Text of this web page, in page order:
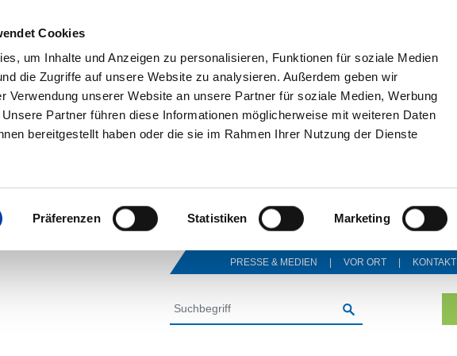
Cookies
um Inhalte und Anzeigen zu personalisieren, Funktionen für soziale Medien
die Zugriffe auf unsere Website zu analysieren. Außerdem geben wir
Verwendung unserer Website an unsere Partner für soziale Medien, Werbung
Partner führen diese Informationen möglicherweise mit weiteren Daten
bereitgestellt haben oder die sie im Rahmen Ihrer Nutzung der Dienste
Präferenzen Statistiken Marketing
PRESSE & MEDIEN VOR ORT KONTAKT
SUCHEN